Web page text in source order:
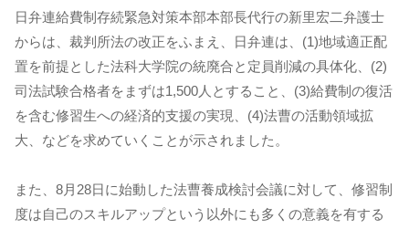
日弁連給費制存続緊急対策本部本部長代行の新里宏二弁護士
からは、裁判所法の改正をふまえ、日弁連は、(1)地域適正配
置を前提とした法科大学院の統廃合と定員削減の具体化、(2)
司法試験合格者をまずは1,500人とすること、(3)給費制の復活
を含む修習生への経済的支援の実現、(4)法曹の活動領域拡
大、などを求めていくことが示されました。
また、8月28日に始動した法曹養成検討会議に対して、修習制
度は自己のスキルアップという以外にも多くの意義を有する